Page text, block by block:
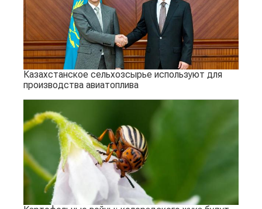
Казахстанское сельхозсырье используют для
производства авиатоплива